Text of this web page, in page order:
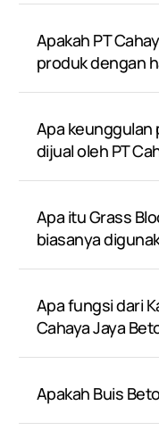
Apakah PT
produk dengan
Apa keunggulan
dijual oleh PT
Apa itu Grass
biasanya
Apa fungsi dari
Cahaya Jaya
Apakah Buis